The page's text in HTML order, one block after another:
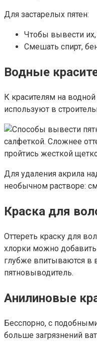
Для застарелых пятен:
Чтобы вывести их,
Смешать спирт,
Водные
К красителям на
используют в
салфеткой. Сложнее
пройтись жесткой
Для удаления акрила
необычном растворе:
Краска для
Оттереть краску для
хлорки можно добавить
глубже впитываются в
пятновыводитель.
Анилиновые
Бесспорно, с
больше загрязнений